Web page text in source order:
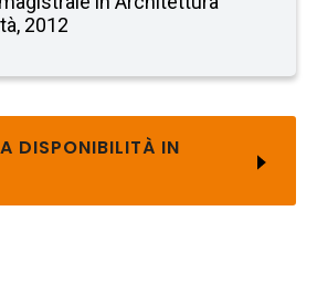
2012
DISPONIBILITÀ IN